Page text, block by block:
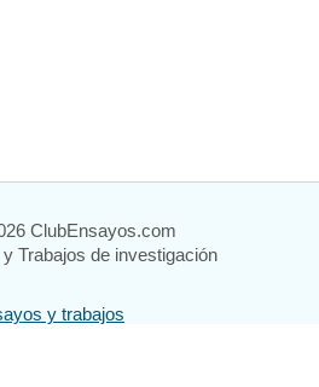
ClubEnsayos.com
Trabajos de investigación
y trabajos